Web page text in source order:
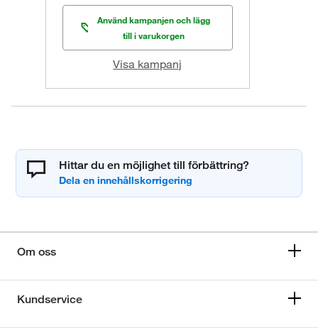
Använd kampanjen och lägg
till i varukorgen
Visa kampanj
Hittar du en möjlighet till förbättring?
Om oss
Kundservice